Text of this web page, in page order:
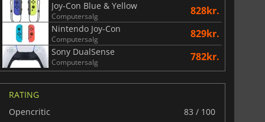
Joy-Con Blue & Yellow
Computersalg 828kr.
Nintendo Joy-Con
Computersalg 829kr.
Sony DualSense
Computersalg 782kr.
RATING
Opencritic
83 / 100